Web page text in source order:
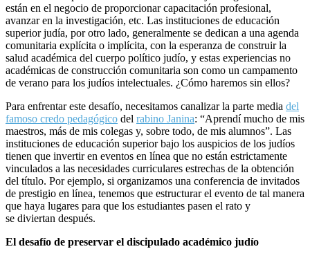
están en el negocio de proporcionar capacitación profesional,
avanzar en la investigación, etc. Las instituciones de educación
superior judía, por otro lado, generalmente se dedican a una agenda
comunitaria explícita o implícita, con la esperanza de construir la
salud académica del cuerpo político judío, y estas experiencias no
académicas de construcción comunitaria son como un campamento
de verano para los judíos intelectuales. ¿Cómo haremos sin ellos?
Para enfrentar este desafío, necesitamos canalizar la parte media del
famoso credo pedagógico del rabino Janina: “Aprendí mucho de mis
maestros, más de mis colegas y, sobre todo, de mis alumnos”. Las
instituciones de educación superior bajo los auspicios de los judíos
tienen que invertir en eventos en línea que no están estrictamente
vinculados a las necesidades curriculares estrechas de la obtención
del título. Por ejemplo, si organizamos una conferencia de invitados
de prestigio en línea, tenemos que estructurar el evento de tal manera
que haya lugares para que los estudiantes pasen el rato y
se diviertan después.
El desafío de preservar el discipulado académico judío